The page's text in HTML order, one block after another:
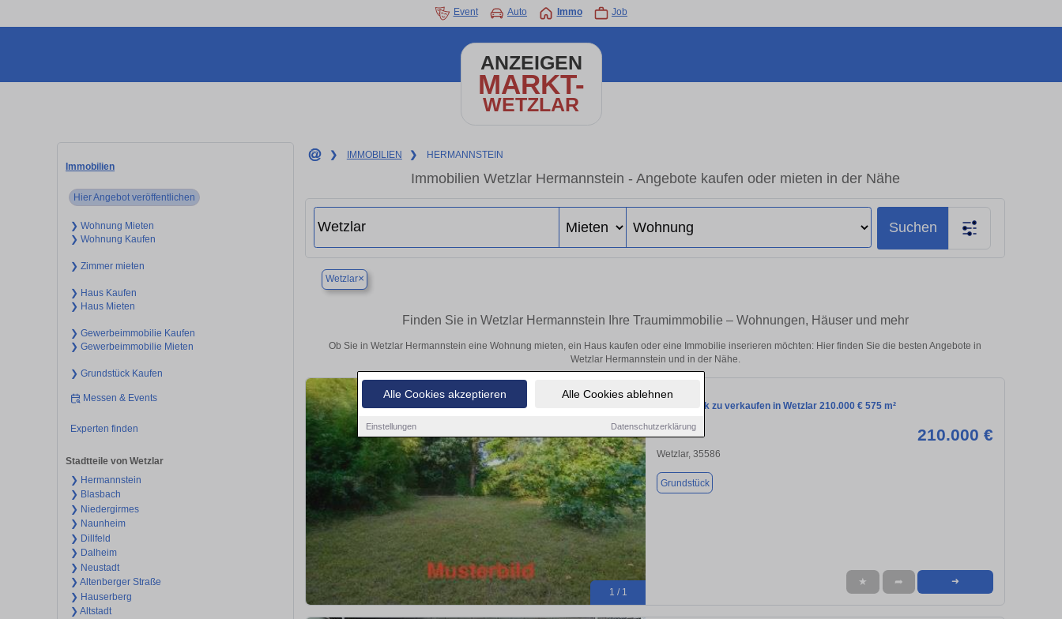
Alle Cookies akzeptieren Alle Cookies ablehnen
Einstellungen Datenschutzerklärung
Event Auto Immo Job
ANZEIGEN
MARKT-
WETZLAR
Immobilien
Hier Angebot veröffentlichen
❯ Wohnung Mieten
❯ Wohnung Kaufen
❯ Zimmer mieten
❯ Haus Kaufen
❯ Haus Mieten
❯ Gewerbeimmobilie Kaufen
❯ Gewerbeimmobilie Mieten
❯ Grundstück Kaufen
Messen & Events
Experten finden
Stadtteile von Wetzlar
❯ Hermannstein
❯ Blasbach
❯ Niedergirmes
❯ Naunheim
❯ Dillfeld
❯ Dalheim
❯ Neustadt
❯ Altenberger Straße
❯ Hauserberg
❯ Altstadt
❯ IMMOBILIEN ❯ HERMANNSTEIN
Immobilien Wetzlar Hermannstein - Angebote kaufen oder mieten in der Nähe
Suchen
Wetzlar×
Finden Sie in Wetzlar Hermannstein Ihre Traumimmobilie – Wohnungen, Häuser und mehr
Ob Sie in Wetzlar Hermannstein eine Wohnung mieten, ein Haus kaufen oder eine Immobilie inserieren möchten: Hier finden Sie die besten Angebote in
Wetzlar Hermannstein und in der Nähe.
1 / 1
Grundstück zu verkaufen in Wetzlar 210.000 € 575 m²
210.000 €
Wetzlar, 35586
Grundstück
★ ➦ ➜